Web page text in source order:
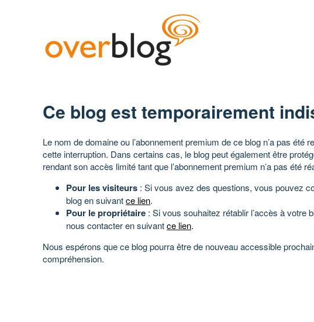
Ce blog est temporairement
Le nom de domaine ou l’abonnement premium de ce blog n’a pas été
cette interruption. Dans certains cas, le blog peut également être
rendant son accès limité tant que l’abonnement premium n’a pas été
Pour les visiteurs : Si vous avez des questions, vous pouvez
blog en suivantce lien.
Pour le propriétaire : Si vous souhaitez rétablir l’accès à votre
nous contacter en suivantce lien.
Nous espérons que ce blog pourra être de nouveau accessible
compréhension.